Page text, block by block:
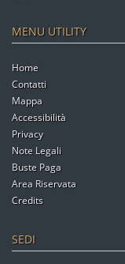
MENU UTILITY
Home
Contatti
Mappa
Accessibilità
Privacy
Note Legali
Buste Paga
Area Riservata
Credits
SEDI